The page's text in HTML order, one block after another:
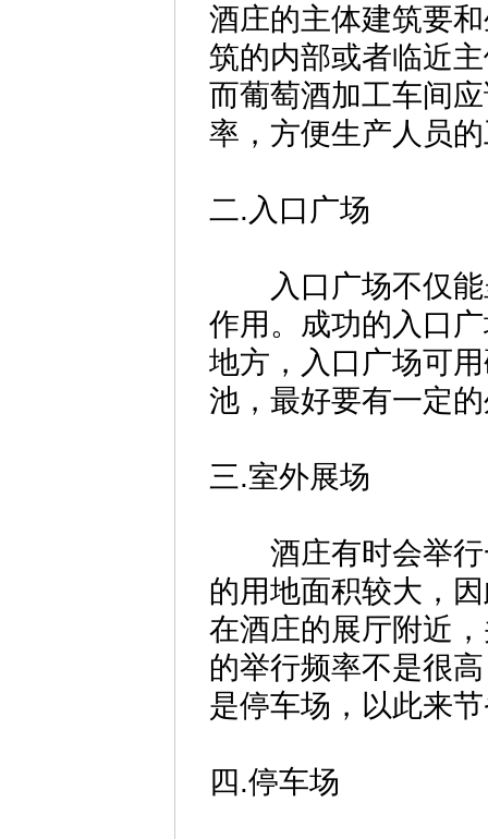
酒庄的主体建筑要
筑的内部或者临近
而葡萄酒加工车间
率，方便生产人员
二.入口广场
入口广场不仅能
作用。成功的入口
地方，入口广场可
池，最好要有一定
三.室外展场
酒庄有时会举行
的用地面积较大，
在酒庄的展厅附近
的举行频率不是很
是停车场，以此来
四.停车场